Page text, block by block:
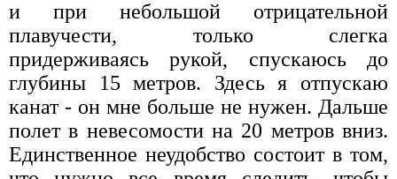
и при небольшой отрицательной
плавучести, только слегка
придерживаясь рукой, спускаюсь до
глубины 15 метров. Здесь я отпускаю
канат - он мне больше не нужен. Дальше
полет в невесомости на 20 метров вниз.
Единственное неудобство состоит в том,